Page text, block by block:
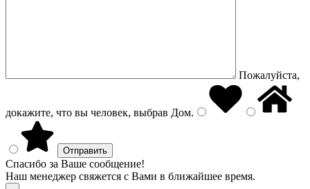
Пожалуйста,
докажите, что вы человек, выбрав Дом.
Спасибо за Ваше сообщение!
Наш менеджер свяжется с Вами в ближайшее время.